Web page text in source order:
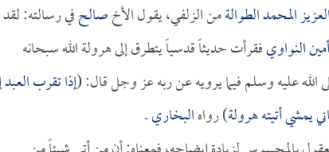
المحمد الطوالةمن الزلفي، يقول الأخصالحفي رسالته: لقد
النواويفقرأت حديثاً قدسياً يتطرق إلى هرولة الله سبحانه
الله عليه وسلم فيما يرويه عن ربه عز وجل قال: (إذا تقرب العبد
يمشي أتيته هرولة) رواهالبخاري.